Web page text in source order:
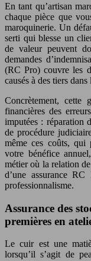
En tant qu’artisan
chaque pièce que
maroquinerie. Un
serti qui blesse un
de valeur peuvent
demandes
(RC Pro) couvre les
causés à des tiers
Concrètement, cette
financières des
imputées : réparation
de procédure
même ces coûts, qui
votre bénéfice
métier où la relation
d’une assurance
professionnalisme.
Assurance des
premières en
Le cuir est une
lorsqu’il s’agit de